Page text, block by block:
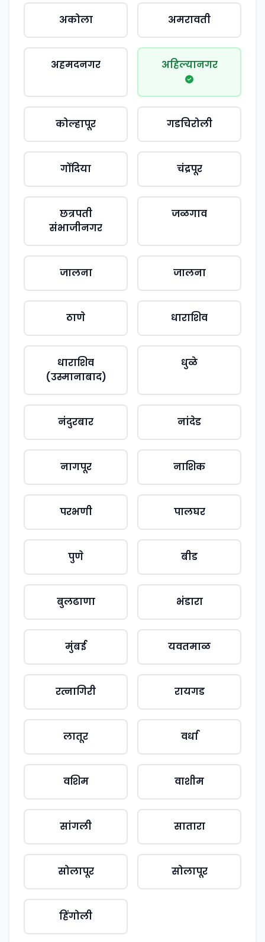
अकोला अमरावती
अहमदनगर अहिल्यानगर
कोल्हापूर गडचिरोली
गोंदिया चंद्रपूर
छत्रपती
संभाजीनगर
जळगाव
जालना जालना
ठाणे धाराशिव
धाराशिव
(उस्मानाबाद)
धुळे
नंदुरबार नांदेड
नागपूर नाशिक
परभणी पालघर
पुणे बीड
बुलढाणा भंडारा
मुंबई यवतमाळ
रत्नागिरी रायगड
लातूर वर्धा
वशिम वाशीम
सांगली सातारा
सोलापूर सोलापूर
हिंगोली